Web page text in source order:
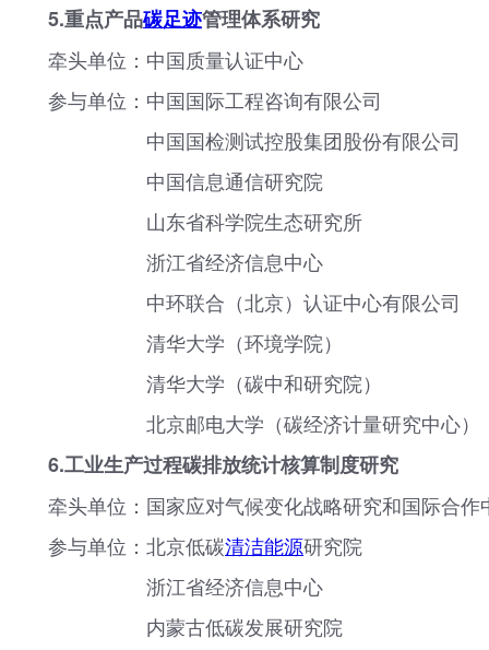
5.重点产品碳足迹管理体系研究
牵头单位：中国质量认证中心
参与单位：中国国际工程咨询有限公司
中国国检测试控股集团股份有限公司
中国信息通信研究院
山东省科学院生态研究所
浙江省经济信息中心
中环联合（北京）认证中心有限公司
清华大学（环境学院）
清华大学（碳中和研究院）
北京邮电大学（碳经济计量研究中心）
6.工业生产过程碳排放统计核算制度研究
牵头单位：国家应对气候变化战略研究和国际合作
参与单位：北京低碳清洁能源研究院
浙江省经济信息中心
内蒙古低碳发展研究院